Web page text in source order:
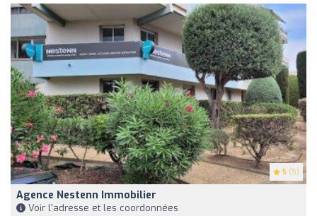
5 (5)
Agence Nestenn Immobilier
Voir l'adresse et les coordonnées